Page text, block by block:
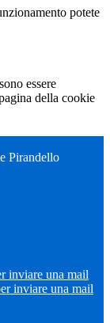
potete
essere
della cookie
Pirandello
inviare una mail
inviare una mail